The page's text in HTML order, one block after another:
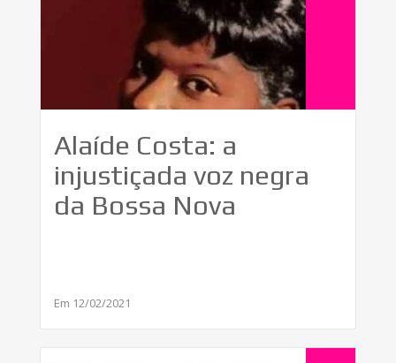
Alaíde Costa: a
injustiçada voz negra
da Bossa Nova
Em 12/02/2021